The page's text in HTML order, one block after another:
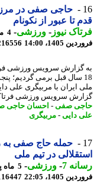
حاجی صفی در مرز
تا عبور از نکونام
نیوز-ورزشی-
1405، 14:00
81216556
سرویس ورزشی فرتاک
ایران با مربیگری علی دایی
سرویس ورزشی فرتاک
صفی-احسان حاجی صفی
دایی- مربیگری
حمله حاج صفی به
در تیم ملی
7
-ورزشی-
1405، 22:05
81116447